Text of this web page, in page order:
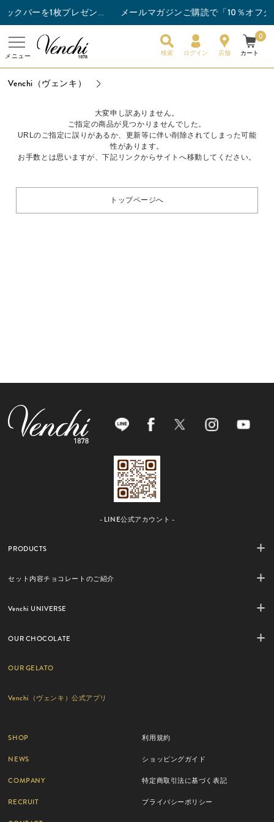
チョコレートバー3枚以上ご購入でスナックバーを1枚プレゼント！ メールマガジンご購読で「10％オフク
メニュー 検索 ログイン 店舗 カート
0
Venchi（ヴェンキ）
大変申し訳ありません。
ご指定の商品が見つかりませんでした。
URLのご指定に誤りがあるか、更新等に伴い削除されてしまった可能
性があります。
お手数とは思いますが、下記リンクからサイトへ移動してください。
トップページへ
- LINE公式アカウント -
PRODUCTS
セット内容チョコレートのご紹介
Venchi UNIVERSE
OUR CHOCOLATE
OUR GELATO
Venchi（ヴェンキ）公式アプリ
SHOP
NEWS
COMPANY
RECRUIT
利用規約
ショッピングガイド
特定商取引法に基づく表記
プライバシーポリシー